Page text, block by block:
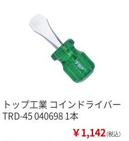
トップ工業 コインドライバー
TRD-45 040698 1本
￥1,142（税込）